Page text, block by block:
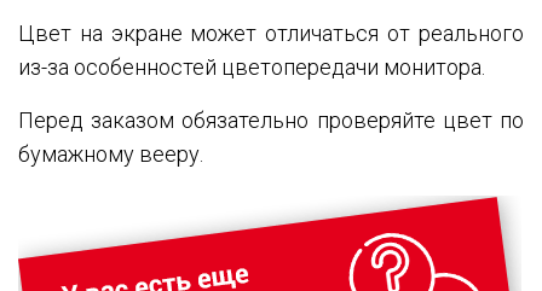
Цвет на экране может отличаться от реального
из-за особенностей цветопередачи монитора.
Перед заказом обязательно проверяйте цвет по
бумажному вееру.